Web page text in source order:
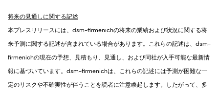
将来の見通しに関する記述
本プレスリリースには、dsm-firmenichの将来の業績および状況に関する将
来予測に関する記述が含まれている場合があります。これらの記述は、dsm-
firmenichの現在の予想、見積もり、見通し、および同社が入手可能な最新情
報に基づいています。dsm-firmenichは、これらの記述には予測が困難な一
定のリスクや不確実性が伴うことを読者に注意喚起します。したがって、多